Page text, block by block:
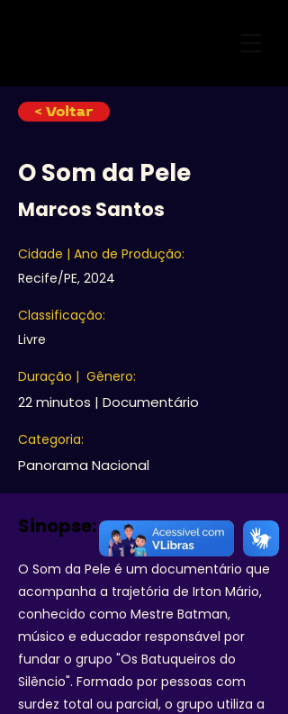
< Voltar
O Som da Pele
Marcos Santos
Cidade | Ano de Produção:
Recife/PE, 2024
Classificação:
Livre
Duração | Gênero:
22 minutos | Documentário
Categoria:
Panorama Nacional
Sinopse:
O Som da Pele é um documentário que
acompanha a trajetória de Irton Mário,
conhecido como Mestre Batman,
músico e educador responsável por
fundar o grupo "Os Batuqueiros do
Silêncio". Formado por pessoas com
surdez total ou parcial, o grupo utiliza a